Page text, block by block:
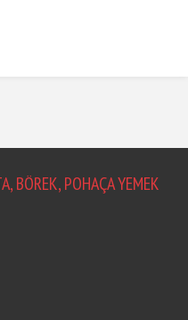
BÖREK, POHAÇA YEMEK